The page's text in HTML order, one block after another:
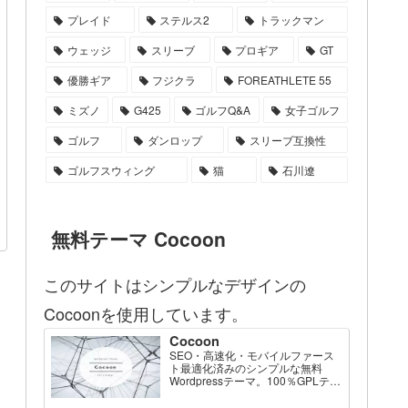
プレイド
ステルス2
トラックマン
ウェッジ
スリーブ プロギア
GT
優勝ギア
フジクラ
FOREATHLETE 55
ミズノ
G425 ゴルフQ&A
女子ゴルフ
ゴルフ
ダンロップ
スリーブ互換性
ゴルフスウィング
猫 石川遼
無料テーマ Cocoon
このサイトはシンプルなデザインの
Cocoonを使用しています。
Cocoon
SEO・高速化・モバイルファース
ト最適化済みのシンプルな無料
Wordpressテーマ。100％GPLテー